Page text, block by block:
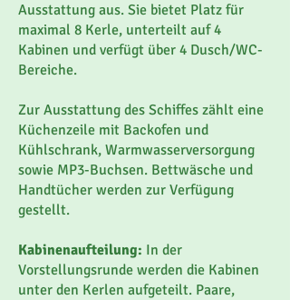
Ausstattung aus. Sie bietet Platz für
maximal 8 Kerle, unterteilt auf 4
Kabinen und verfügt über 4 Dusch/WC-
Bereiche.
Zur Ausstattung des Schiffes zählt eine
Küchenzeile mit Backofen und
Kühlschrank, Warmwasserversorgung
sowie MP3-Buchsen. Bettwäsche und
Handtücher werden zur Verfügung
gestellt.
Kabinenaufteilung: In der
Vorstellungsrunde werden die Kabinen
unter den Kerlen aufgeteilt. Paare,